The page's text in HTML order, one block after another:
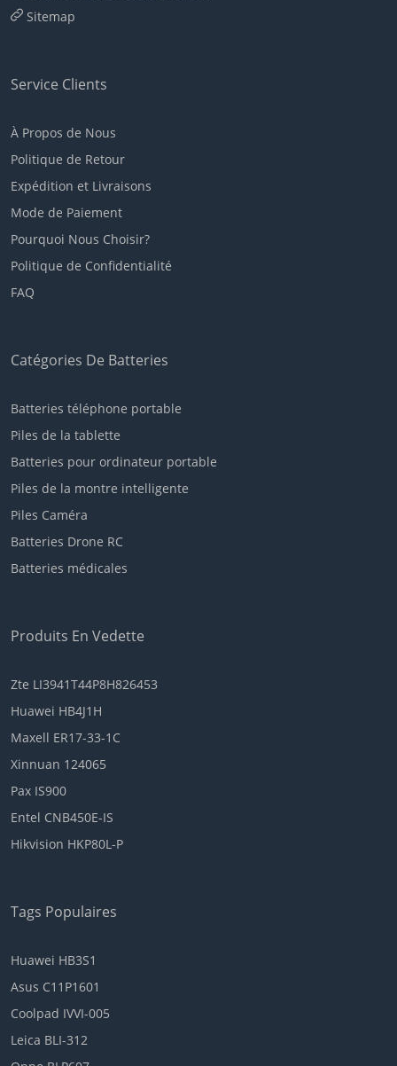
Sitemap
Service Clients
À Propos de Nous
Politique de Retour
Expédition et Livraisons
Mode de Paiement
Pourquoi Nous Choisir?
Politique de Confidentialité
FAQ
Catégories De Batteries
Batteries téléphone portable
Piles de la tablette
Batteries pour ordinateur portable
Piles de la montre intelligente
Piles Caméra
Batteries Drone RC
Batteries médicales
Produits En Vedette
Zte LI3941T44P8H826453
Huawei HB4J1H
Maxell ER17-33-1C
Xinnuan 124065
Pax IS900
Entel CNB450E-IS
Hikvision HKP80L-P
Tags Populaires
Huawei HB3S1
Asus C11P1601
Coolpad IVVI-005
Leica BLI-312